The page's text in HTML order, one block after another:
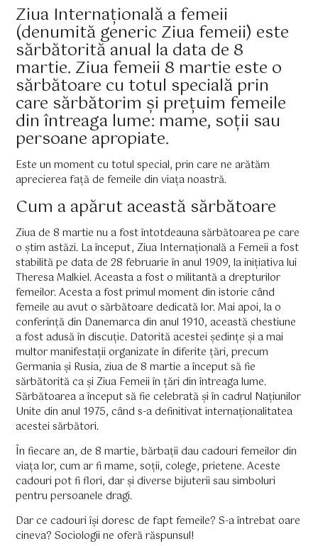
Ziua Internațională a femeii
(denumită generic Ziua femeii) este
sărbătorită anual la data de 8
martie. Ziua femeii 8 martie este o
sărbătoare cu totul specială prin
care sărbătorim și prețuim femeile
din întreaga lume: mame, soții sau
persoane apropiate.
Este un moment cu totul special, prin care ne arătăm
aprecierea față de femeile din viața noastră.
Cum a apărut această sărbătoare
Ziua de 8 martie nu a fost întotdeauna sărbătoarea pe care
o știm astăzi. La început, Ziua Internațională a Femeii a fost
stabilită pe data de 28 februarie în anul 1909, la inițiativa lui
Theresa Malkiel. Aceasta a fost o militantă a drepturilor
femeilor. Acesta a fost primul moment din istorie când
femeile au avut o sărbătoare dedicată lor. Mai apoi, la o
conferință din Danemarca din anul 1910, această chestiune
a fost adusă în discuție. Datorită acestei ședințe și a mai
multor manifestații organizate în diferite țări, precum
Germania și Rusia, ziua de 8 martie a început să fie
sărbătorită ca și Ziua Femeii în țări din întreaga lume.
Sărbătoarea a început să fie celebrată și în cadrul Națiunilor
Unite din anul 1975, când s-a definitivat internaționalitatea
acestei sărbători.
În fiecare an, de 8 martie, bărbații dau cadouri femeilor din
viața lor, cum ar fi mame, soții, colege, prietene. Aceste
cadouri pot fi flori, dar și diverse bijuterii sau simboluri
pentru persoanele dragi.
Dar ce cadouri își doresc de fapt femeile? S-a întrebat oare
cineva? Sociologii ne oferă răspunsul!